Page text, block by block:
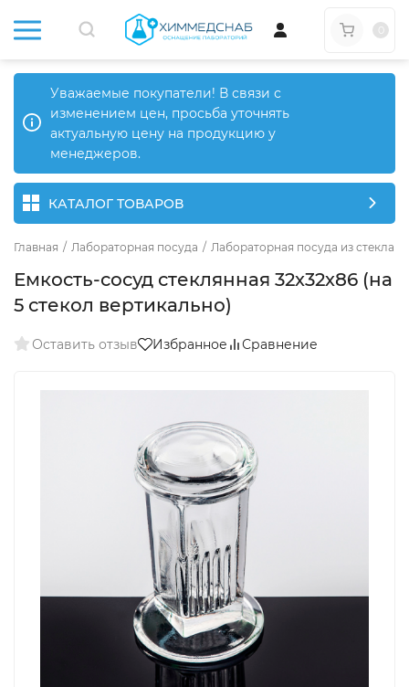
Уважаемые покупатели! В связи с
изменением цен, просьба уточнять
актуальную цену на продукцию у
менеджеров.
КАТАЛОГ ТОВАРОВ
Главная / Лабораторная посуда / Лабораторная посуда из стекла
Емкость-сосуд стеклянная 32х32х86 (на
5 стекол вертикально)
Оставить отзыв Избранное Сравнение